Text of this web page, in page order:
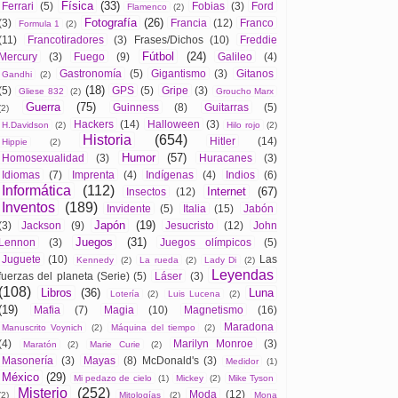
Ferrari (5) Física (33) Flamenco (2) Fobias (3)
Ford
Formula 1 (2) Fotografía (26) Francia (12)
Franco
Francotiradores (3) Frases/Dichos (10)
Freddie
(3) Fuego (9) Fútbol (24) Galileo (4)
Gandhi (2) Gastronomía (5) Gigantismo (3)
Gitanos
Gliese 832 (2) (18) GPS (5) Gripe (3)
Groucho Marx
Guerra (75) Guinness (8) Guitarras (5)
H.Davidson (2) Hackers (14) Halloween (3) Hilo rojo
(2)
Hippie
(2) Historia (654) Hitler
(14)
Homosexualidad
(3) Humor (57) Huracanes
(3)
Idiomas
(7) Imprenta (4) Indígenas (4) Indios (6)
Informática (112) Insectos (12) Internet (67)
Inventos (189) Invidente (5) Italia (15)
Jabón
Jackson (9) Japón (19) Jesucristo (12)
John
(3) Juegos (31) Juegos olímpicos
(5)
Juguete
(10) Kennedy (2) La rueda (2) Lady Di (2)
Las
del planeta (Serie)(5) Láser (3)
Leyendas
Libros (36) Lotería (2) Luis Lucena (2)
Luna
Mafia (7) Magia (10) Magnetismo (16)
Manuscrito Voynich (2) Máquina del tiempo (2)
Maradona
Maratón (2) Marie Curie (2) Marilyn Monroe
(3)
Masonería
(3) Mayas (8) McDonald's (3) Medidor (1)
México (29) Mi pedazo de cielo (1) Mickey (2)
Mike Tyson
Misterio (252) Mitologías (2) Moda (12) Mona